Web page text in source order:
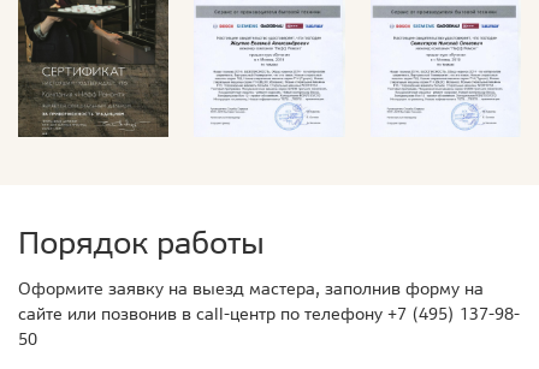
Порядок работы
Оформите заявку на выезд мастера, заполнив форму на
сайте или позвонив в call-центр по телефону +7 (495) 137-98-
50